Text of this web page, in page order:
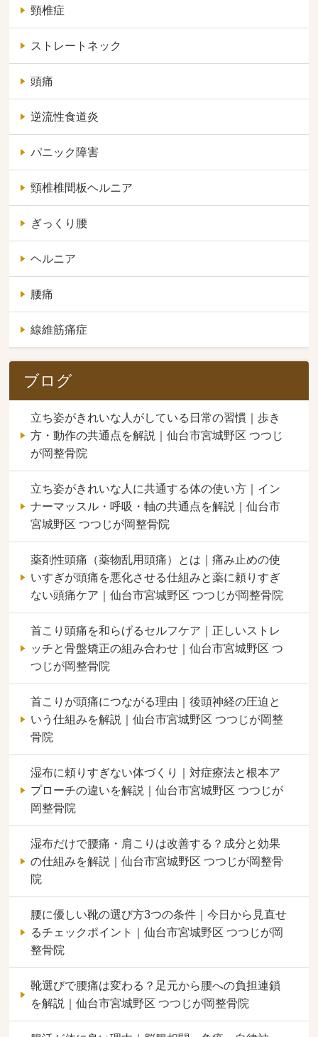
頸椎症
ストレートネック
頭痛
逆流性食道炎
パニック障害
頸椎椎間板ヘルニア
ぎっくり腰
ヘルニア
腰痛
線維筋痛症
ブログ
立ち姿がきれいな人がしている日常の習慣｜歩き
方・動作の共通点を解説｜仙台市宮城野区 つつじ
が岡整骨院
立ち姿がきれいな人に共通する体の使い方｜イン
ナーマッスル・呼吸・軸の共通点を解説｜仙台市
宮城野区 つつじが岡整骨院
薬剤性頭痛（薬物乱用頭痛）とは｜痛み止めの使
いすぎが頭痛を悪化させる仕組みと薬に頼りすぎ
ない頭痛ケア｜仙台市宮城野区 つつじが岡整骨院
首こり頭痛を和らげるセルフケア｜正しいストレ
ッチと骨盤矯正の組み合わせ｜仙台市宮城野区 つ
つじが岡整骨院
首こりが頭痛につながる理由｜後頭神経の圧迫と
いう仕組みを解説｜仙台市宮城野区 つつじが岡整
骨院
湿布に頼りすぎない体づくり｜対症療法と根本ア
プローチの違いを解説｜仙台市宮城野区 つつじが
岡整骨院
湿布だけで腰痛・肩こりは改善する？成分と効果
の仕組みを解説｜仙台市宮城野区 つつじが岡整骨
院
腰に優しい靴の選び方3つの条件｜今日から見直せ
るチェックポイント｜仙台市宮城野区 つつじが岡
整骨院
靴選びで腰痛は変わる？足元から腰への負担連鎖
を解説｜仙台市宮城野区 つつじが岡整骨院